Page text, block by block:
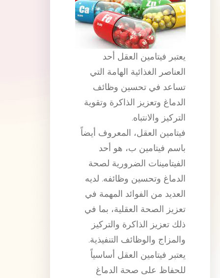
يعتبر فيتامين العقل أحد
العناصر الغذائية الهامة التي
تساعد في تحسين وظائف
الدماغ وتعزيز الذاكرة وتقوية
التركيز والانتباه.
فيتامين العقل، المعروف أيضاً
باسم فيتامين ب، هو أحد
الفيتامينات الضرورية لصحة
الدماغ وتحسين وظائفه. لديه
العديد من الفوائد المهمة في
تعزيز الصحة العقلية، بما في
ذلك تعزيز الذاكرة والتركيز
والمزاج والوظائف التنفيذية.
يعتبر فيتامين العقل أساسياً
للحفاظ على صحة الدماغ